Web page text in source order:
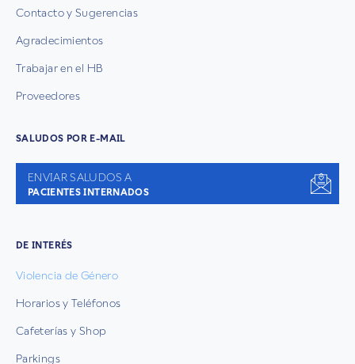
Contacto y Sugerencias
Agradecimientos
Trabajar en el HB
Proveedores
SALUDOS POR E-MAIL
ENVIAR SALUDOS A
PACIENTES INTERNADOS
DE INTERÉS
Violencia de Género
Horarios y Teléfonos
Cafeterías y Shop
Parkings